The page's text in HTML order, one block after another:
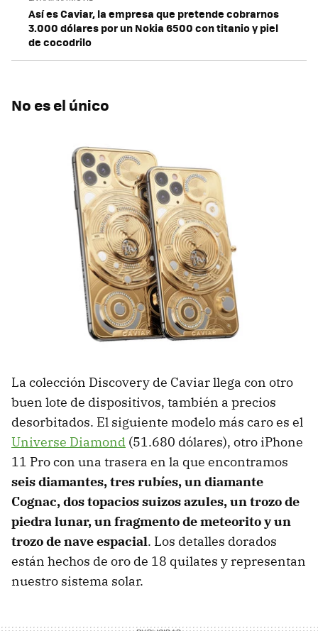
Así es Caviar, la empresa que pretende cobrarnos
3.000 dólares por un Nokia 6500 con titanio y piel
de cocodrilo
No es el único
La colección Discovery de Caviar llega con otro
buen lote de dispositivos, también a precios
desorbitados. El siguiente modelo más caro es el
Universe Diamond (51.680 dólares), otro iPhone
11 Pro con una trasera en la que encontramos
seis diamantes, tres rubíes, un diamante
Cognac, dos topacios suizos azules, un trozo de
piedra lunar, un fragmento de meteorito y un
trozo de nave espacial. Los detalles dorados
están hechos de oro de 18 quilates y representan
nuestro sistema solar.